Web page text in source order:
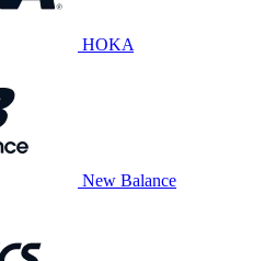
HOKA
New Balance